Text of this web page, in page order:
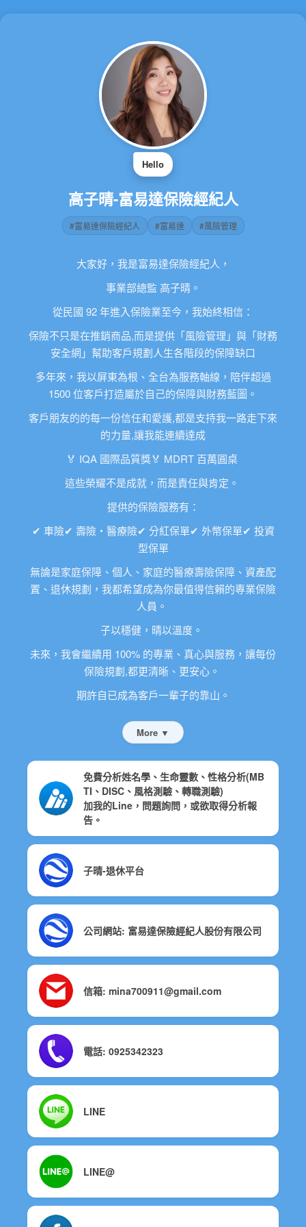
Hello
高子晴-富易達保險經紀人
#富易達保險經紀人 #富易達 #風險管理
大家好，我是富易達保險經紀人，
事業部總監 高子晴。
從民國 92 年進入保險業至今，我始終相信：
保險不只是在推銷商品,而是提供「風險管理」與「財務
安全網」幫助客戶規劃人生各階段的保障缺口
多年來，我以屏東為根、全台為服務軸線，陪伴超過
1500 位客戶打造屬於自己的保障與財務藍圖。
客戶朋友的的每一份信任和愛護,都是支持我一路走下來
的力量,讓我能連續達成
🏅 IQA 國際品質獎🏅 MDRT 百萬圓桌
這些榮耀不是成就，而是責任與肯定。
提供的保險服務有：
✔ 車險✔ 壽險・醫療險✔ 分紅保單✔ 外幣保單✔ 投資
型保單
無論是家庭保障、個人、家庭的醫療壽險保障、資產配
置、退休規劃，我都希望成為你最值得信賴的專業保險
人員。
子以穩健，晴以溫度。
未來，我會繼續用 100% 的專業、真心與服務，讓每份
保險規劃 ,都更清晰、更安心。
期許自已成為客戶一輩子的靠山。
More ▼
免費分析姓名學、生命靈數、性格分析(MB
TI、DISC、風格測驗、轉職測驗)
加我的Line，問題詢問，或欲取得分析報
告。
子晴-退休平台
公司網站: 富易達保險經紀人股份有限公司
信箱: mina700911@gmail.com
電話: 0925342323
LINE
LINE@